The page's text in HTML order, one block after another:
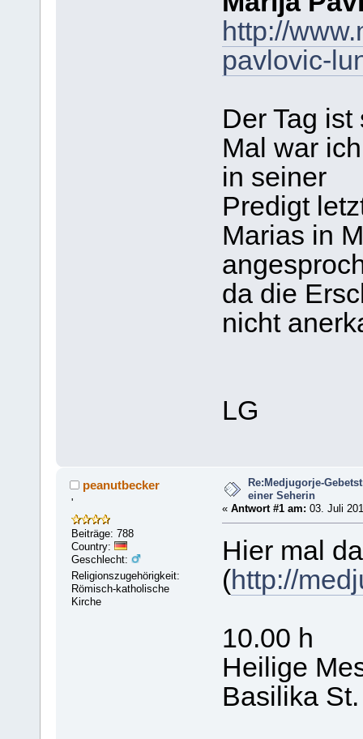
http://
pavlovic-
Der Tag
Mal war
in seiner
Predigt
Marias in
da die
nicht
LG
peanutbecker
'
Beiträge: 788
Country:
Geschlecht:
Religionszugehörigkeit:
Römisch-katholische
Kirche
Re:Medjugorje-
einer Seherin
« Antwort #1 am: 03. Juli
Hier mal
(http://
10.00 h
Heilige
Basilika